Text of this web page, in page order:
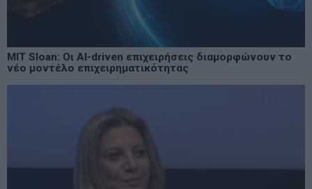
MIT Sloan: Οι AI-driven επιχειρήσεις διαμορφώνουν το
νέο μοντέλο επιχειρηματικότητας